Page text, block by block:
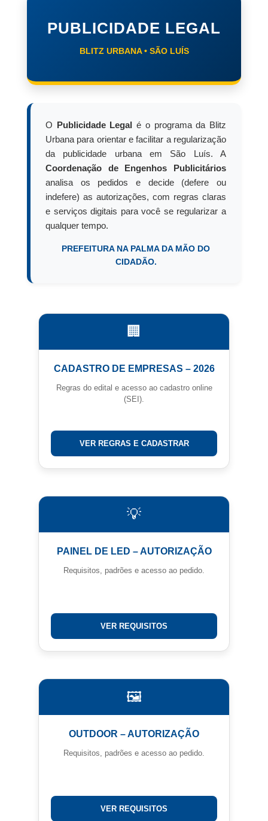
PUBLICIDADE LEGAL
BLITZ URBANA • SÃO LUÍS
O Publicidade Legal é o programa da Blitz
Urbana para orientar e facilitar a regularização
da publicidade urbana em São Luís. A
Coordenação de Engenhos Publicitários
analisa os pedidos e decide (defere ou
indefere) as autorizações, com regras claras
e serviços digitais para você se regularizar a
qualquer tempo.
PREFEITURA NA PALMA DA MÃO DO
CIDADÃO.
🏢
CADASTRO DE EMPRESAS – 2026
Regras do edital e acesso ao cadastro online
(SEI).
VER REGRAS E CADASTRAR
💡
PAINEL DE LED – AUTORIZAÇÃO
Requisitos, padrões e acesso ao pedido.
VER REQUISITOS
🖼️
OUTDOOR – AUTORIZAÇÃO
Requisitos, padrões e acesso ao pedido.
VER REQUISITOS